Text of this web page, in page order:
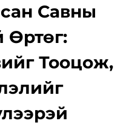
Савны
Тооцож,